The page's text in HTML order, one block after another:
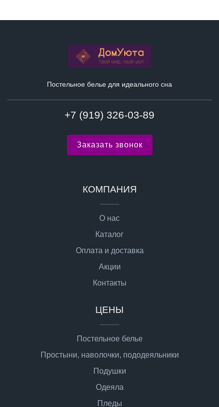
Постельное белье для идеального сна
+7 (919) 326-03-89
Заказать звонок
КОМПАНИЯ
О нас
Каталог
Оплата и доставка
Акции
Контакты
ЦЕНЫ
Постельное белье
Простыни, наволочки, пододеяльники
Подушки
Одеяла
Пледы